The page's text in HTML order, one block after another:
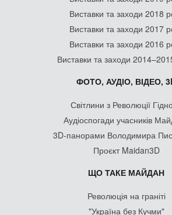
Виставки та заходи 2018
Виставки та заходи 2017
Виставки та заходи 2016
Виставки та заходи
ФОТО, АУДІО, ВІДЕО,
Світлини з Революції
Аудіоспогади учасників
3D-панорами Володимира
Проєкт Maidan3D
ЩО ТАКЕ МАЙДАН
Революція на граніті
"Україна без Кучми"